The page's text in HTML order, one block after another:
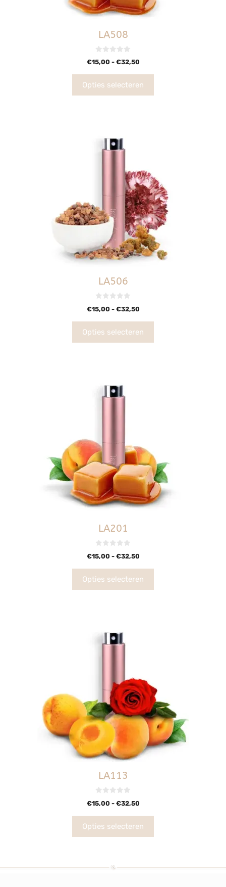
LA508
0
v
n
5
€15,00 - €32,50
Opties selecteren
LA506
0
v
n
5
€15,00 - €32,50
Opties selecteren
LA201
v
n
5
€15,00 - €32,50
Opties selecteren
LA113
v
n
5
€15,00 - €32,50
Opties selecteren